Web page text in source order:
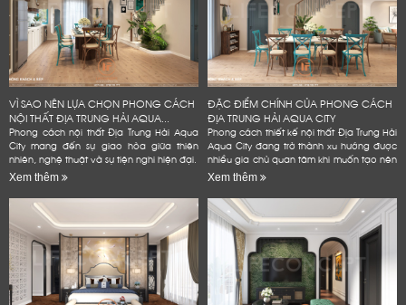
VÌ SAO NÊN LỰA CHỌN PHONG CÁCH
NỘI THẤT ĐỊA TRUNG HẢI AQUA...
Phong cách nội thất Địa Trung Hải Aqua
City mang đến sự giao hòa giữa thiên
nhiên, nghệ thuật và sự tiện nghi hiện đại.
Xem thêm
ĐẶC ĐIỂM CHÍNH CỦA PHONG CÁCH
ĐỊA TRUNG HẢI AQUA CITY
Phong cách thiết kế nội thất Địa Trung Hải
Aqua City đang trở thành xu hướng được
nhiều gia chủ quan tâm khi muốn tạo nên
không gian sống đẳng cấp
Xem thêm